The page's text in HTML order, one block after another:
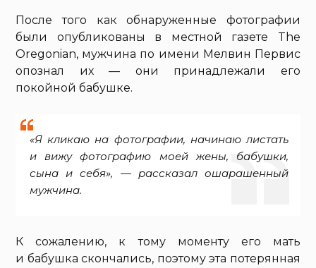
После того как обнаруженные фотографии
были опубликованы в местной газете The
Oregonian, мужчина по имени Мелвин Первис
опознал их — они принадлежали его
покойной бабушке.
«Я кликаю на фотографии, начинаю листать
и вижу фотографию моей жены, бабушки,
сына и себя», — рассказал ошарашенный
мужчина.
К сожалению, к тому моменту его мать
и бабушка скончались, поэтому эта потерянная